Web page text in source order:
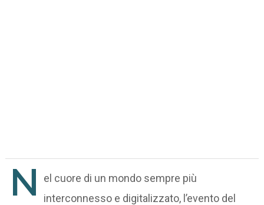
N
el cuore di un mondo sempre più
interconnesso e digitalizzato, l’evento del